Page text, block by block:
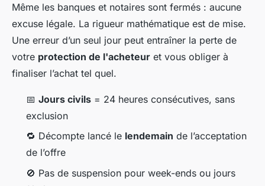
Même les banques et notaires sont fermés : aucune
excuse légale. La rigueur mathématique est de mise.
Une erreur d’un seul jour peut entraîner la perte de
votre protection de l'acheteur et vous obliger à
finaliser l’achat tel quel.
📅 Jours civils = 24 heures consécutives, sans
exclusion
🔁 Décompte lancé le lendemain de l’acceptation
de l’offre
🚫 Pas de suspension pour week-ends ou jours